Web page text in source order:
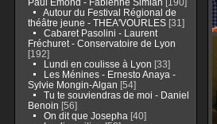
Autour du Festival Régional de
théâtre jeune - THEA'VOURLES[31]
Cabaret Pasolini - Laurent
Fréchuret - Conservatoire de Lyon
[192]
Lundi en coulisse à Lyon [33]
Les Ménines - Ernesto Anaya -
Sylvie Mongin-Algan [54]
Tu te souviendras de moi - Daniel
Benoin [56]
On dit que Josepha [40]